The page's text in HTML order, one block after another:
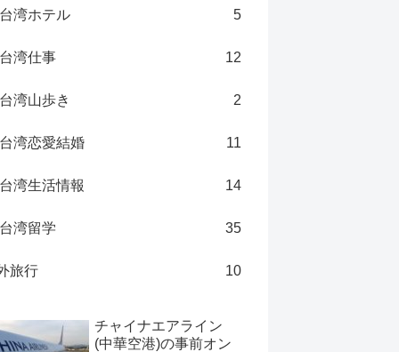
湾ホテル 5
湾仕事 12
湾山歩き 2
湾恋愛結婚 11
湾生活情報 14
湾留学 35
旅行 10
チャイナエアライン
(中華空港)の事前オン